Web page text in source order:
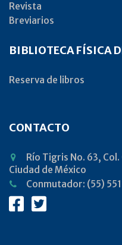
Revista
Breviarios
BIBLIOTECA FÍSICA
Reserva de libros
CONTACTO
Río Tigris No. 63,
Ciudad de México
Conmutador: (55)